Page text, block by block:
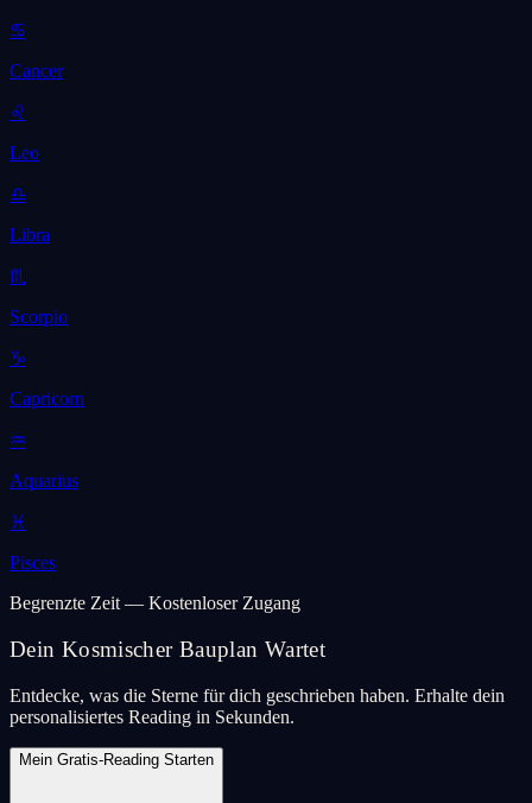
♋
Cancer
♌
Leo
♎
Libra
♏
Scorpio
♑
Capricorn
♒
Aquarius
♓
Pisces
Begrenzte Zeit — Kostenloser Zugang
Dein Kosmischer Bauplan Wartet
Entdecke, was die Sterne für dich geschrieben haben. Erhalte dein
personalisiertes Reading in Sekunden.
Mein Gratis-Reading Starten